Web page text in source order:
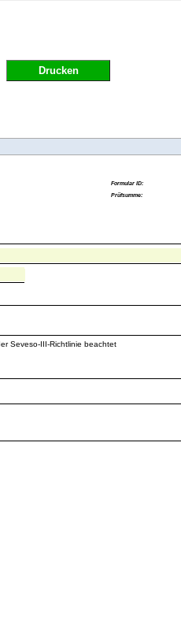
Drucken
Seveso-III-Richtlinie beachtet